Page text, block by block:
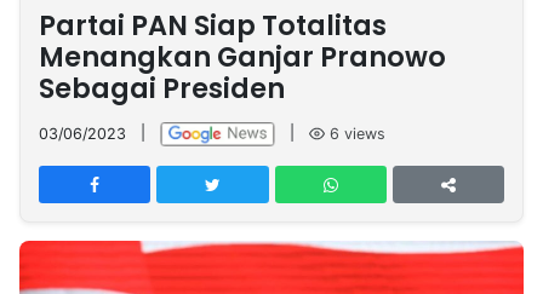
Nasional
International
Olahraga
Entertainment
Daerah
Pariwisata
Kuliner
Kolom
Network
PT
TREETAN
INDONESIA
Partai PAN Siap Totalitas
Menangkan Ganjar Pranowo
Sebagai Presiden
03/06/2023 6 views